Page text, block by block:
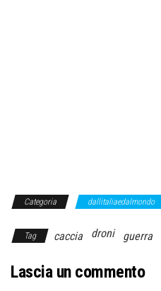
Categoria dallitaliaedalmondo
Tag caccia droni guerra
Lascia un commento